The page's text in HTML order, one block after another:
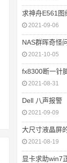
求神舟E561图
2021-09-06
NAS群晖奇怪
2021-10-05
fx8300断一针
2021-08-31
Dell 八声报警
2021-09-09
大尺寸液晶屏
2021-08-19
显卡求助win7